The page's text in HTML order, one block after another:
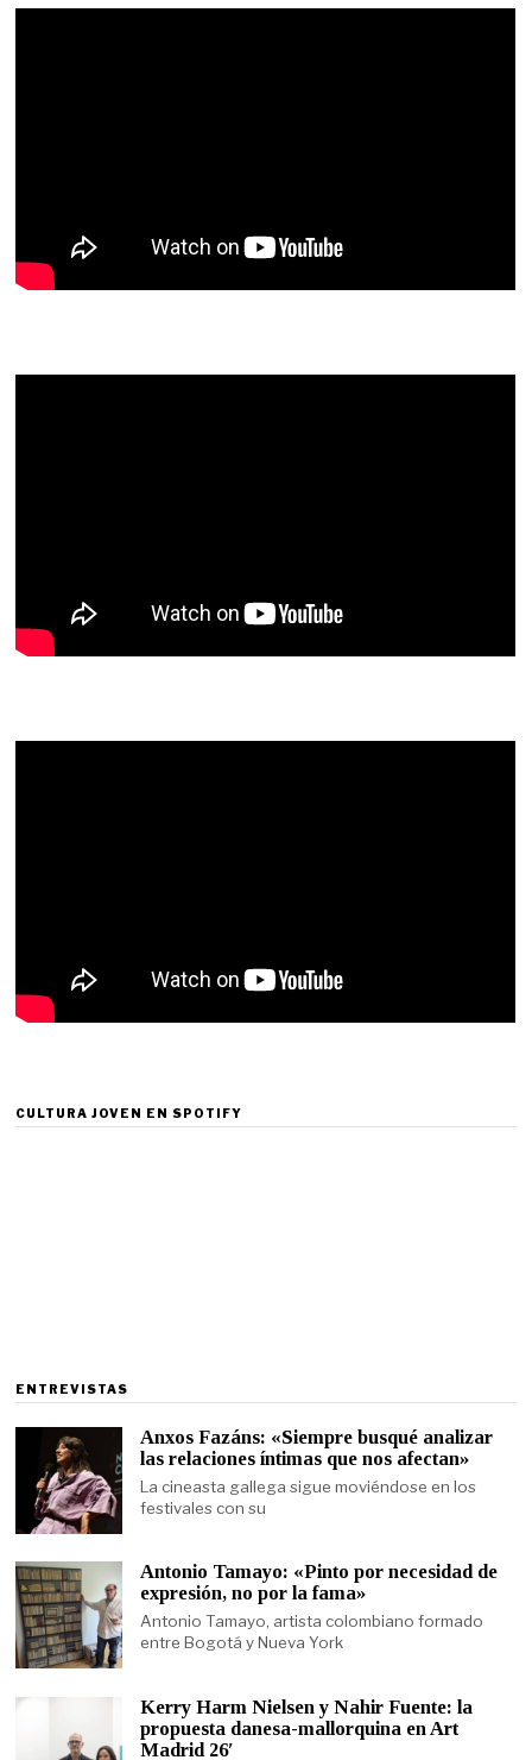
CULTURA JOVEN EN SPOTIFY
ENTREVISTAS
Anxos Fazáns: «Siempre busqué analizar
las relaciones íntimas que nos afectan»
La cineasta gallega sigue moviéndose en los
festivales con su
Antonio Tamayo: «Pinto por necesidad de
expresión, no por la fama»
Antonio Tamayo, artista colombiano formado
entre Bogotá y Nueva York
Kerry Harm Nielsen y Nahir Fuente: la
propuesta danesa-mallorquina en Art
Madrid 26′